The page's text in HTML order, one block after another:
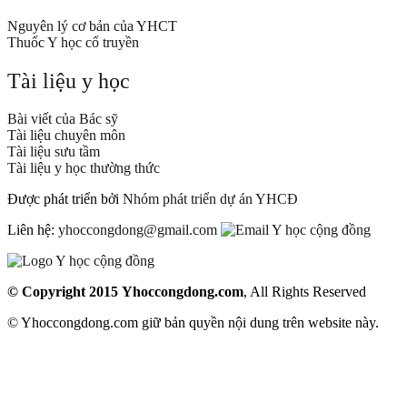
Nguyên lý cơ bản của YHCT
Thuốc Y học cổ truyền
Tài liệu y học
Bài viết của Bác sỹ
Tài liệu chuyên môn
Tài liệu sưu tầm
Tài liệu y học thường thức
Được phát triển bởi Nhóm phát triển dự án YHCĐ
Liên hệ: yhoccongdong@gmail.com
© Copyright 2015 Yhoccongdong.com, All Rights Reserved
© Yhoccongdong.com giữ bản quyền nội dung trên website này.